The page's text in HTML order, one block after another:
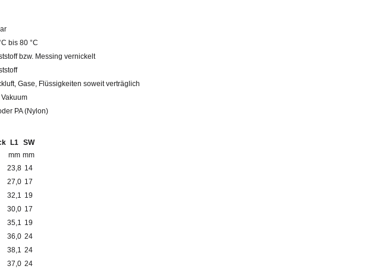
bis 80 °C
bzw. Messing vernickelt
Gase, Flüssigkeiten soweit verträglich
Vakuum
PA (Nylon)
L1
mm
SW
mm
23,8 14
27,0 17
32,1 19
30,0 17
35,1 19
36,0 24
38,1 24
37,0 24